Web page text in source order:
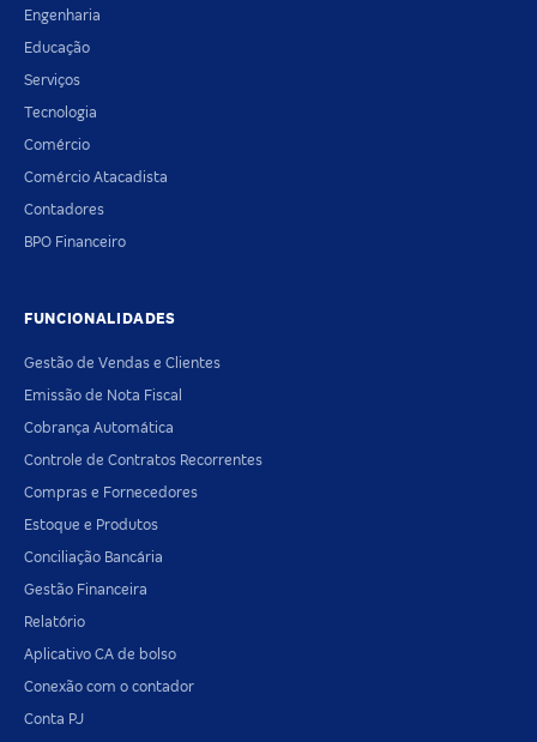
Engenharia
Educação
Serviços
Tecnologia
Comércio
Comércio Atacadista
Contadores
BPO Financeiro
FUNCIONALIDADES
Gestão de Vendas e Clientes
Emissão de Nota Fiscal
Cobrança Automática
Controle de Contratos Recorrentes
Compras e Fornecedores
Estoque e Produtos
Conciliação Bancária
Gestão Financeira
Relatório
Aplicativo CA de bolso
Conexão com o contador
Conta PJ